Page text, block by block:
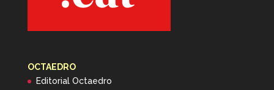
OCTAEDRO
Editorial Octaedro